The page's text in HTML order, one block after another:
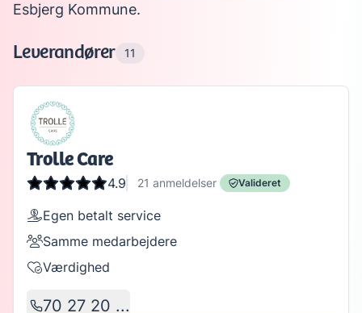
Esbjerg Kommune.
Leverandører 11
Trolle Care
4.9 21 anmeldelser Valideret
70 27 20 ...
Egen betalt service
Samme medarbejdere
Værdighed